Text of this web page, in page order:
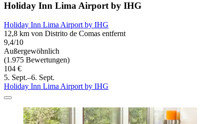
Holiday Inn Lima Airport by IHG
Holiday Inn Lima Airport by IHG
12,8 km von Distrito de Comas entfernt
9,4/10
Außergewöhnlich
(1.975 Bewertungen)
104 €
5. Sept.–6. Sept.
Holiday Inn Lima Airport by IHG